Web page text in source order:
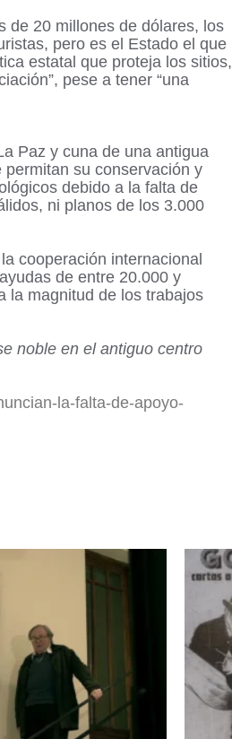
de 20 millones de dólares, los
pero es el Estado el que
estatal que proteja los sitios,
pese a tener “una
Paz y cuna de una antigua
su conservación y
debido a la falta de
ni planos de los 3.000
cooperación internacional
de entre 20.000 y
la magnitud de los trabajos
noble en el antiguo centro
la-falta-de-apoyo-